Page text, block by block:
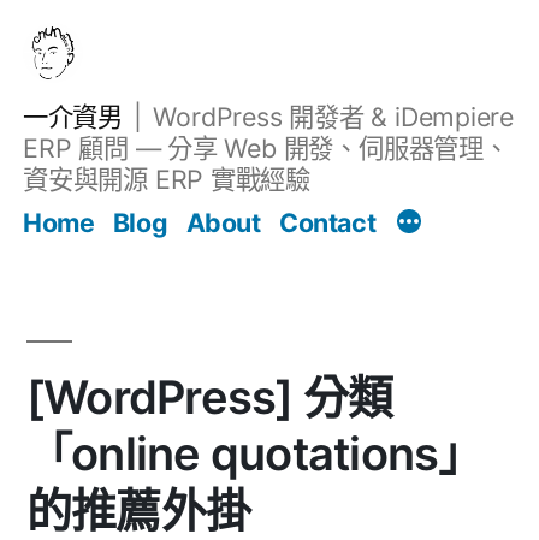
一介資男
WordPress 開發者 & iDempiere
ERP 顧問 — 分享 Web 開發、伺服器管理、
資安與開源 ERP 實戰經驗
Home
Blog About Contact
[WordPress] 分類
「online quotations」
的推薦外掛
文章 Filter